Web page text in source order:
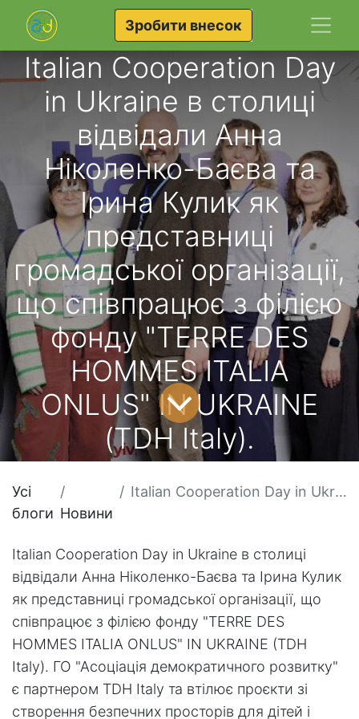
Зробити внесок
Italian Cooperation Day
in Ukraine в столиці
відвідали Анна
Ніколенко-Баєва та
Ірина Кулик як
представниці
громадської організації,
що співпрацює з філією
фонду "TERRE DES
HOMMES ITALIA
ONLUS" IN UKRAINE
(TDH Italy).
Усі
блоги Новини
Italian Cooperation Day in Ukraine в столиці відвідали Анна Ніколенко-Баєва та Ірина Кулик як представниці громадської організації, що співпрацює з філією фонду "TERRE DES HOMMES ITALIA ONLUS" IN UKRAINE (TDH Italy).
Italian Cooperation Day in Ukraine в столиці
відвідали Анна Ніколенко-Баєва та Ірина Кулик
як представниці громадської організації, що
співпрацює з філією фонду "TERRE DES
HOMMES ITALIA ONLUS" IN UKRAINE (TDH
Italy). ГО "Асоціація демократичного розвитку"
є партнером TDH Italy та втілює проєкти зі
створення безпечних просторів для дітей і